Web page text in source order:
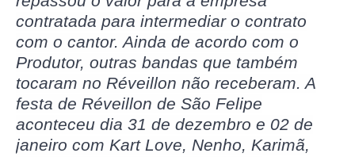
contratada para intermediar o contrato
com o cantor. Ainda de acordo com o
Produtor, outras bandas que também
tocaram no Réveillon não receberam. A
festa de Réveillon de São Felipe
aconteceu dia 31 de dezembro e 02 de
janeiro com Kart Love, Nenho, Karimã,